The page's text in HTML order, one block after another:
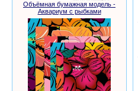
Объёмная бумажная модель -
Аквариум с рыбками